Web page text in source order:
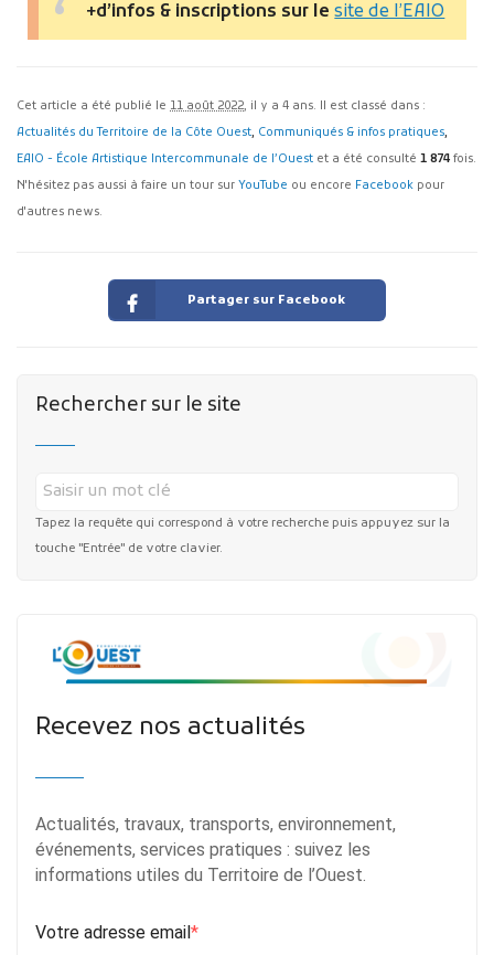
+d’infos & inscriptions sur lesite de l’EAIO
Cet article a été publié le 11 août 2022, il y a 4 ans. Il est classé dans :
Actualités du Territoire de la Côte Ouest, Communiqués & infos pratiques,
EAIO - École Artistique Intercommunale de l’Ouest et a été consulté 1 874 fois.
N'hésitez pas aussi à faire un tour sur YouTube ou encore Facebook pour
d'autres news.
Partager sur Facebook
Rechercher sur le site
Tapez la requête qui correspond à votre recherche puis appuyez sur la
touche "Entrée" de votre clavier.
Recevez nos actualités
Actualités, travaux, transports, environnement,
événements, services pratiques : suivez les
informations utiles du Territoire de l’Ouest.
Votre adresse email